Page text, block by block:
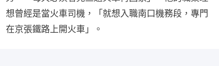
想曾經是當火車司機，「就想入職南口機務段，專門
在京張鐵路上開火車」。